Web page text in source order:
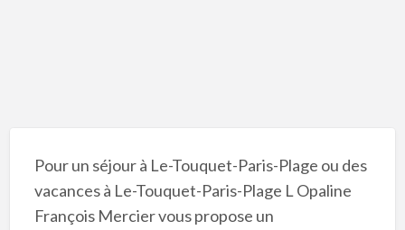
Pour un séjour à Le-Touquet-Paris-Plage ou des
vacances à Le-Touquet-Paris-Plage L Opaline
François Mercier vous propose un